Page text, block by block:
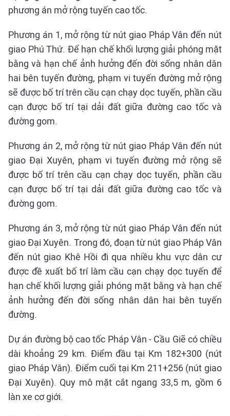
phương án mở rộng tuyến cao tốc.
Phương án 1, mở rộng từ nút giao Pháp Vân đến nút
giao Phú Thứ. Để hạn chế khối lượng giải phóng mặt
bằng và hạn chế ảnh hưởng đến đời sống nhân dân
hai bên tuyến đường, phạm vi tuyến đường mở rộng
sẽ được bố trí trên cầu cạn chạy dọc tuyến, phần cầu
cạn được bố trí tại dải đất giữa đường cao tốc và
đường gom.
Phương án 2, mở rộng từ nút giao Pháp Vân đến nút
giao Đại Xuyên, phạm vi tuyến đường mở rộng sẽ
được bố trí trên cầu cạn chạy dọc tuyến, phần cầu
cạn được bố trí tại dải đất giữa đường cao tốc và
đường gom.
Phương án 3, mở rộng từ nút giao Pháp Vân đến nút
giao Đại Xuyên. Trong đó, đoạn từ nút giao Pháp Vân
đến nút giao Khê Hồi đi qua nhiều khu vực dân cư
được đề xuất bố trí làm cầu cạn chạy dọc tuyến để
hạn chế khối lượng giải phóng mặt bằng và hạn chế
ảnh hưởng đến đời sống nhân dân hai bên tuyến
đường.
Dự án đường bộ cao tốc Pháp Vân - Cầu Giẽ có chiều
dài khoảng 29 km. Điểm đầu tại Km 182+300 (nút
giao Pháp Vân). Điểm cuối tại Km 211+256 (nút giao
Đại Xuyên). Quy mô mặt cắt ngang 33,5 m, gồm 6
làn xe cơ giới.